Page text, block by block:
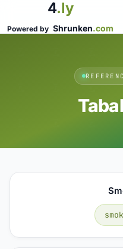
4.ly
Powered by Shrunken.com